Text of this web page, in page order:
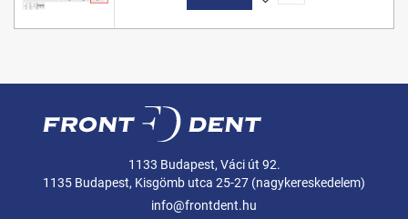
1133 Budapest, Váci út 92.
1135 Budapest, Kisgömb utca 25-27 (nagykereskedelem)
info@frontdent.hu